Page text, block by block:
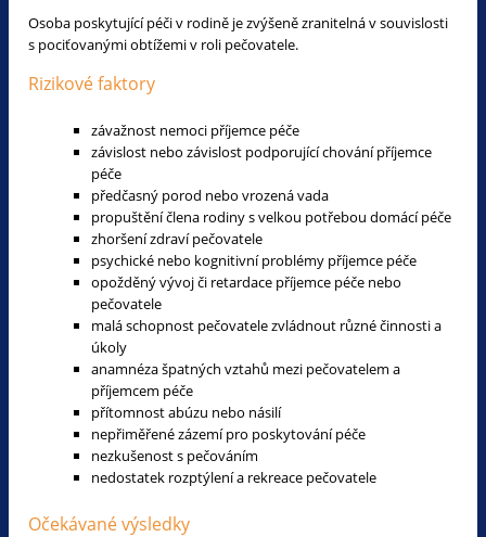
Osoba poskytující péči v rodině je zvýšeně zranitelná v souvislosti
s pociťovanými obtížemi v roli pečovatele.
Rizikové faktory
závažnost nemoci příjemce péče
závislost nebo závislost podporující chování příjemce
péče
předčasný porod nebo vrozená vada
propuštění člena rodiny s velkou potřebou domácí péče
zhoršení zdraví pečovatele
psychické nebo kognitivní problémy příjemce péče
opožděný vývoj či retardace příjemce péče nebo
pečovatele
malá schopnost pečovatele zvládnout různé činnosti a
úkoly
anamnéza špatných vztahů mezi pečovatelem a
příjemcem péče
přítomnost abúzu nebo násilí
nepřiměřené zázemí pro poskytování péče
nezkušenost s pečováním
nedostatek rozptýlení a rekreace pečovatele
Očekávané výsledky